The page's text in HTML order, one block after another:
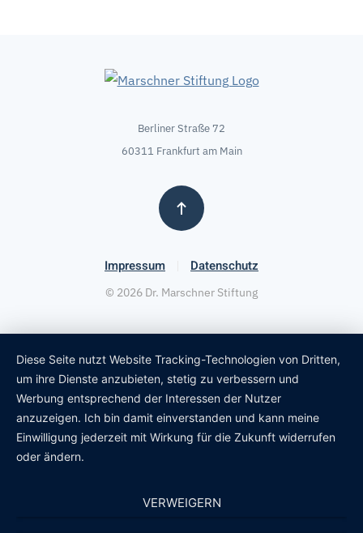
Berliner Straße 72
60311 Frankfurt am Main
Impressum Datenschutz
© 2026 Dr. Marschner Stiftung
Diese Seite nutzt Website Tracking-Technologien von Dritten,
um ihre Dienste anzubieten, stetig zu verbessern und
Werbung entsprechend der Interessen der Nutzer
anzuzeigen. Ich bin damit einverstanden und kann meine
Einwilligung jederzeit mit Wirkung für die Zukunft widerrufen
oder ändern.
VERWEIGERN